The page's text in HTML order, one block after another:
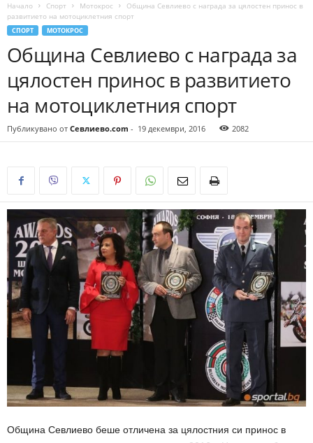
Начало Спорт Мотокрос
Община Севлиево с награда за цялостен принос в
развитието на мотоциклетния спорт
СПОРТ МОТОКРОС
Община Севлиево с награда за
цялостен принос в развитието
на мотоциклетния спорт
Публикувано от Севлиево.com - 19 декември, 2016 2082
Община Севлиево беше отличена за цялостния си принос в